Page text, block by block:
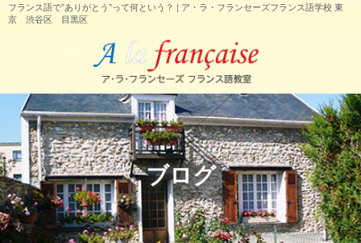
フランス語で”ありがとう”って何という？ | ア・ラ・フランセーズフランス語学校 東
京 渋谷区 目黒区
ブログ